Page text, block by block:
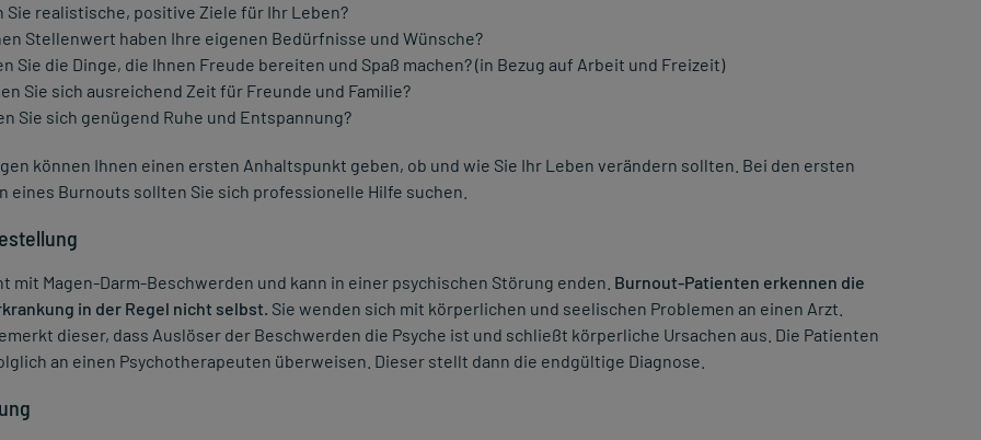
Sie realistische, positive Ziele für Ihr Leben?
Stellenwert haben Ihre eigenen Bedürfnisse und Wünsche?
Sie die Dinge, die Ihnen Freude bereiten und Spaß machen? (in Bezug auf Arbeit und Freizeit)
Sie sich ausreichend Zeit für Freunde und Familie?
Sie sich genügend Ruhe und Entspannung?
können Ihnen einen ersten Anhaltspunkt geben, ob und wie Sie Ihr Leben verändern sollten. Bei den ersten
eines Burnouts sollten Sie sich professionelle Hilfe suchen.
mit Magen-Darm-Beschwerden und kann in einer psychischen Störung enden. Burnout-Patienten erkennen die
in der Regel nicht selbst. Sie wenden sich mit körperlichen und seelischen Problemen an einen Arzt.
dieser, dass Auslöser der Beschwerden die Psyche ist und schließt körperliche Ursachen aus. Die Patienten
an einen Psychotherapeuten überweisen. Dieser stellt dann die endgültige Diagnose.